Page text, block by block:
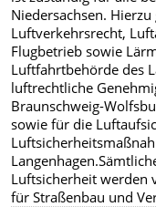
Niedersachsen.
Luftverkehrsrecht,
Flugbetrieb sowie
Luftfahrtbehörde des
luftrechtliche
Braunschweig-
sowie für die
Luftsicherheit werden
für Straßenbau und